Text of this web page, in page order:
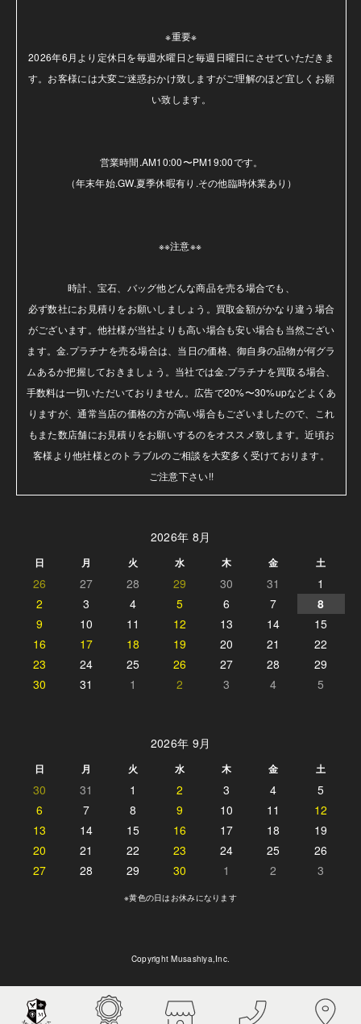
※重要※
2026年6月より定休日を毎週水曜日と毎週日曜日にさせていただきま
す。お客様には大変ご迷惑おかけ致しますがご理解のほど宜しくお願
い致します。
営業時間.AM10:00〜PM19:00です。
（年末年始.GW.夏季休暇有り.その他臨時休業あり）
※※注意※※
時計、宝石、バッグ他どんな商品を売る場合でも、
必ず数社にお見積りをお願いしましょう。買取金額がかなり違う場合
がございます。他社様が当社よりも高い場合も安い場合も当然ござい
ます。金.プラチナを売る場合は、当日の価格、御自身の品物が何グラ
ムあるか把握しておきましょう。当社では金.プラチナを買取る場合、
手数料は一切いただいておりません。広告で20%〜30%upなどよくあ
りますが、通常当店の価格の方が高い場合もございましたので、これ
もまた数店舗にお見積りをお願いするのをオススメ致します。近頃お
客様より他社様とのトラブルのご相談を大変多く受けております。
ご注意下さい!!
2026年 8月
日 月 火 水 木 金 土
26 27 28 29 30 31
1
2
3 4 5 6 7
8
9
10 11 12 13 14
15
16
17 18 19 20 21
22
23
24 25 26 27 28
29
30
31 1 2 3 4 5
2026年 9月
日 月 火 水 木 金 土
30 31 1 2 3 4
5
6
7 8 9 10 11
12
13
14 15 16 17 18
19
20
21 22 23 24 25
26
27
28 29 30 1 2 3
※黄色の日はお休みになります
Copyright Musashiya,Inc.